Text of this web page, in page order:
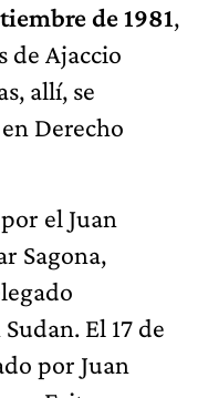
de 1981,
de Ajaccio
allí, se
Derecho
el Juan
Sagona,
El 17 de
por Juan